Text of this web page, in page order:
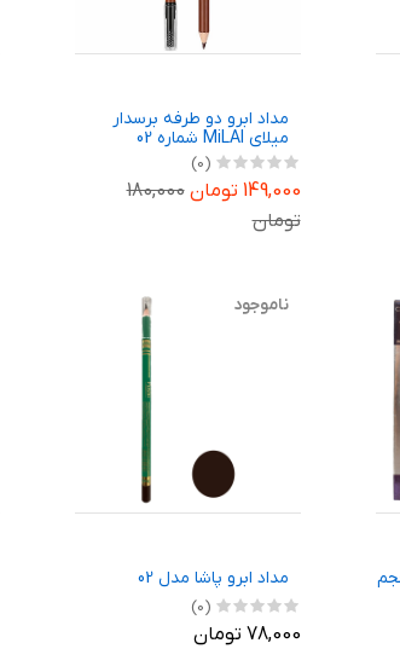
مداد ابرو دو طرفه برسدار
میلای MiLAI شماره 02
(0)
149,000 تومان
180,000
تومان
شماره 4 حجم
ناموجود
مداد ابرو پاشا مدل 02
(0)
78,000 تومان